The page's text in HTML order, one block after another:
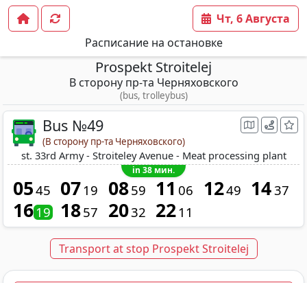
Расписание на остановке
Чт, 6 Августа
Prospekt Stroitelej
В сторону пр-та Черняховского
(bus, trolleybus)
Bus №49
(В сторону пр-та Черняховского)
st. 33rd Army - Stroiteley Avenue - Meat processing plant
in 38 мин.
0545 07 19 0859 11 06 1249 1437
16 19 1857 2032 22 11
Transport at stop Prospekt Stroitelej